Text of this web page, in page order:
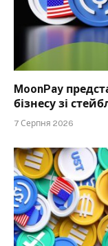
MoonPay
бізнесу зі
7 Серпня 2026